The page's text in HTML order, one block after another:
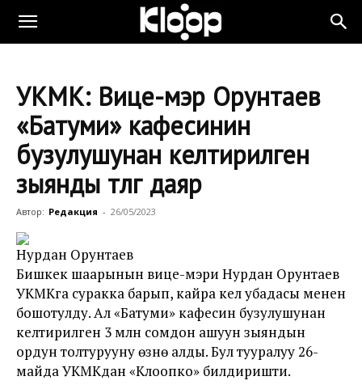
УКМК: Вице-мэр Орунтаев
«Батуми» кафесинин
бузулушунан келтирилген
зыянды төлөөгө даяр
Автор: Редакция - 26/05/2023
Нурдан Орунтаев
Бишкек шаарынын вице-мэри Нурдан Орунтаев
УКМКга суракка барып, кайра келүү убадасы менен
бошотулду. Ал «Батуми» кафесин бузулушунан
келтирилген 3 млн сомдон ашуун зыяндын
ордун толтурууну өзүнө алды. Бул тууралуу 26-
майда УКМКдан «Клоопко» билдиришти.